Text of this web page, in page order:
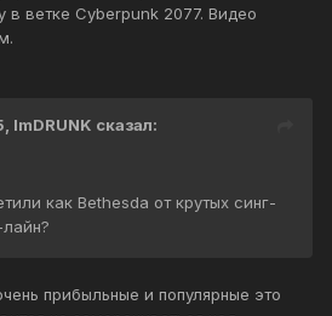
в ветке Cyberpunk 2077. Видео
ImDRUNK сказал:
как Bethesda от крутых синг-
прибыльные и популярные это